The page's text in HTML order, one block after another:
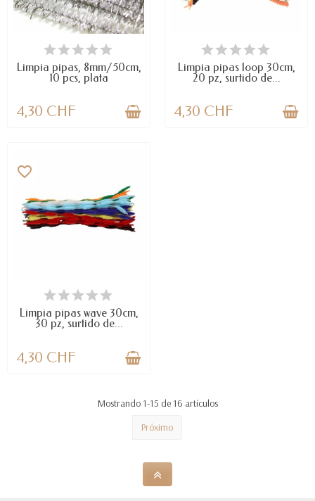
DISPONIBLE
Limpia pipas, 8mm/50cm,
10 pcs, plata
4,30 CHF
DISPONIBLE
Limpia pipas loop 30cm,
20 pz, surtido de...
4,30 CHF
DISPONIBLE
favorite_border
Limpia pipas wave 30cm,
30 pz, surtido de...
4,30 CHF
Mostrando 1-15 de 16 artículos
Próximo